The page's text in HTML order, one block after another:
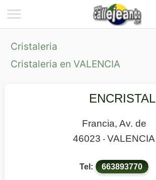
Cristaleria
Cristaleria en VALENCIA
ENCRISTAL
Francia, Av. de
46023 - VALENCIA
Tel: 663893770